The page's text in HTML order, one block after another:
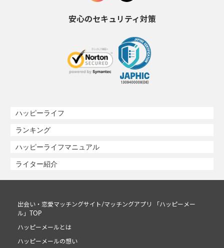
安心のセキュリティ対策
ハッピーライフ
ランキング
ハッピーライフマニュアル
ライター紹介
出会い・恋愛マッチングサイト/マッチングアプリ 「ハッピーメー
ル」TOP
ハッピーメールとは
ハッピーメールの想い